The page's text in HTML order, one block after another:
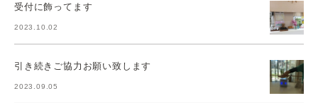
受付に飾ってます
2023.10.02
引き続きご協力お願い致します
2023.09.05